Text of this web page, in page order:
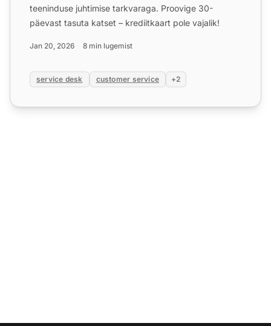
teeninduse juhtimise tarkvaraga. Proovige 30-
päevast tasuta katset – krediitkaart pole vajalik!
Jan 20, 2026 8 min lugemist
service desk customer service +2